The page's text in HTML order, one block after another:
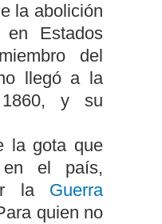
la abolición
Estados
del
llegó a la
1860, y su
la gota que
el país,
la Guerra
quien no